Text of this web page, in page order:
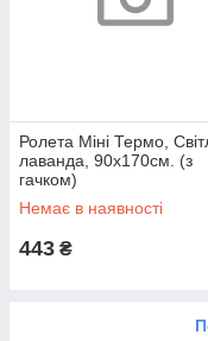
Ролета Міні Термо,
лаванда, 90х170см. (з
гачком)
Немає в наявності
443 ₴